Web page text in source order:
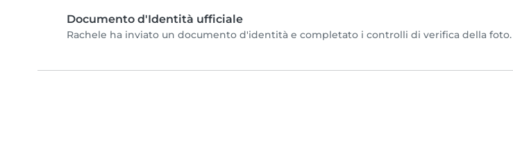
Documento d'Identità ufficiale
Rachele ha inviato un documento d'identità e completato i controlli di verifica della foto.